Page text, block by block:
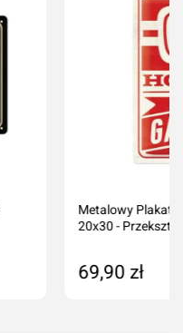
Metalowy Plakat
20x30 -
69,90 zł